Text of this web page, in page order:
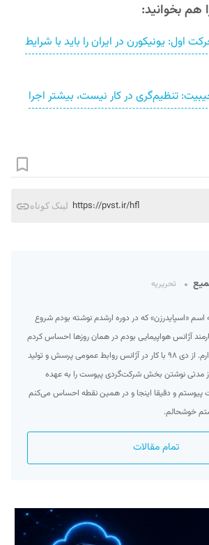
هم بخوانید:
اول: یونیکورن در ایران را باید با شرایط
تنظیم‌گری در کار نیست، بیشتر اجرا
لینک کوتاه https://pvst.ir/hfl
تحریریه
«اسپایدرزن» که در دوره ارشدم نوشته بودم شروع
که ۱۰ سال کارمند آژانس هواپیمایی بودم در همان روزها احساس کردم
چقدر نوشتن را دوست دارم. از دی ۹۸ با کار در آژانس روابط عمومی پرسش و تولید
مدتی نوشتن بخش شرکت‌گردی پیوست را به عهده
پیوستم و دقیقا اینجا و در همین نقطه احساس می‌کنم
خوشحالم.
تمام مقالات